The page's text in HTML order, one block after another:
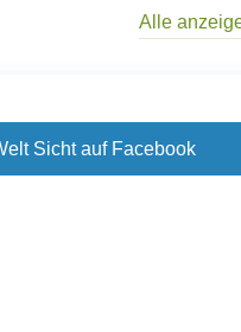
Alle
Sicht auf Facebook